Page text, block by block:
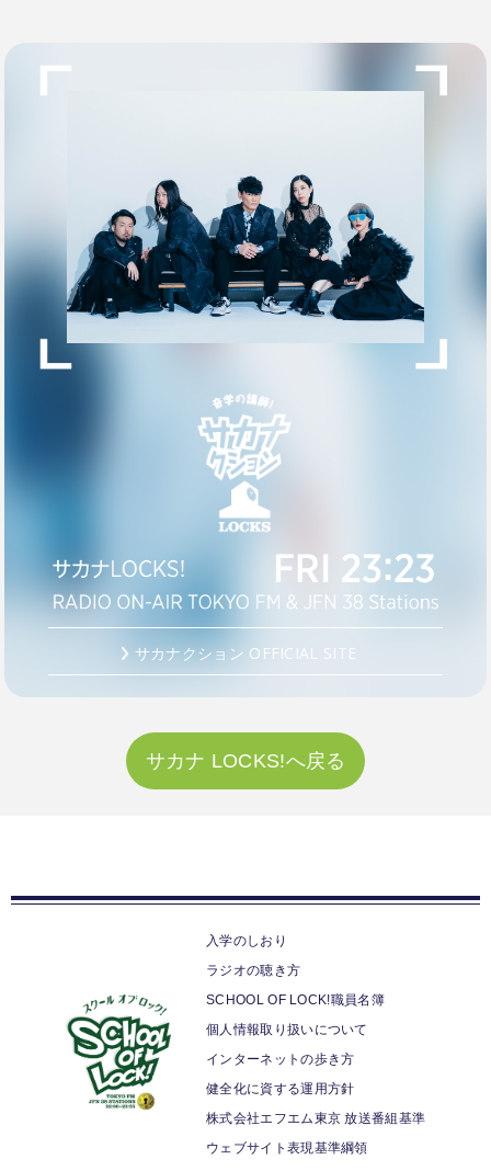
サカナクション OFFICIAL SITE
サカナ LOCKS!へ戻る
入学のしおり
ラジオの聴き方
SCHOOL OF LOCK!職員名簿
個人情報取り扱いについて
インターネットの歩き方
健全化に資する運用方針
株式会社エフエム東京 放送番組基準
ウェブサイト表現基準綱領